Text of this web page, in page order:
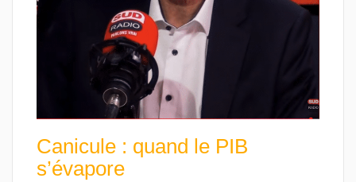
Canicule : quand le PIB
s’évapore